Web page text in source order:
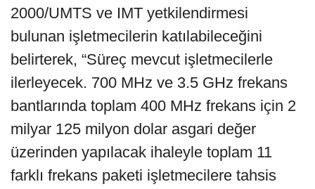
2000/UMTS ve IMT yetkilendirmesi
bulunan işletmecilerin katılabileceğini
belirterek, “Süreç mevcut işletmecilerle
ilerleyecek. 700 MHz ve 3.5 GHz frekans
bantlarında toplam 400 MHz frekans için 2
milyar 125 milyon dolar asgari değer
üzerinden yapılacak ihaleyle toplam 11
farklı frekans paketi işletmecilere tahsis